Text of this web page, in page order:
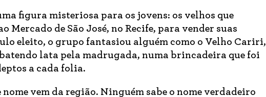
figura misteriosa para os jovens: os velhos que
de São José, no Recife, para vender suas
eleito, o grupo fantasiou alguém como o Velho Cariri,
lata pela madrugada, numa brincadeira que foi
a cada folia.
nome vem da região. Ninguém sabe o nome verdadeiro